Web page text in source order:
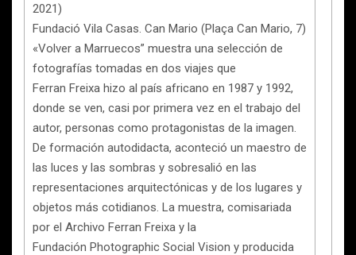
2021)
Fundació Vila Casas. Can Mario (Plaça Can Mario, 7)
«Volver a Marruecos” muestra una selección de
fotografías tomadas en dos viajes que
Ferran Freixa hizo al país africano en 1987 y 1992,
donde se ven, casi por primera vez en el trabajo del
autor, personas como protagonistas de la imagen.
De formación autodidacta, aconteció un maestro de
las luces y las sombras y sobresalió en las
representaciones arquitectónicas y de los lugares y
objetos más cotidianos. La muestra, comisariada
por el Archivo Ferran Freixa y la
Fundación Photographic Social Vision y producida